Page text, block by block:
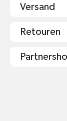
Versand
Retouren